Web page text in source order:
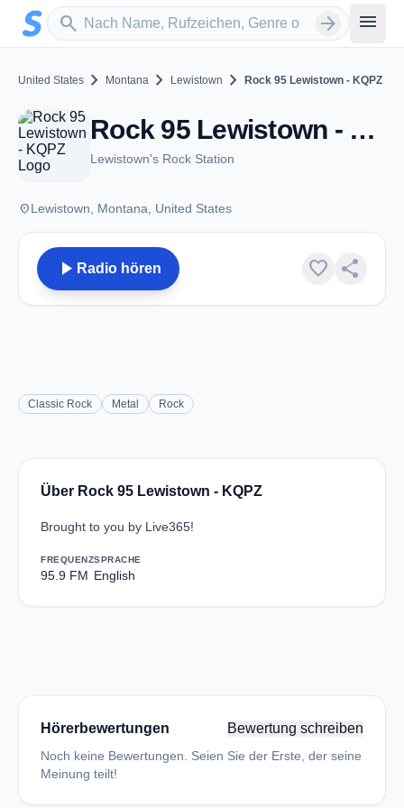
Zum Hauptinhalt springen
search
Sender suchen arrow_forward menu
United States chevron_right Montana chevron_right Lewistown chevron_right Rock 95 Lewistown - KQPZ
Rock 95 Lewistown - KQPZ - FM 95.9 - Lewistown, MT
Lewistown's Rock Station
placeLewistown, Montana, United States
play_arrow Radio hören favorite share
Classic Rock Metal Rock
Über Rock 95 Lewistown - KQPZ
Brought to you by Live365!
FREQUENZ
95.9 FM
SPRACHE
English
Hörerbewertungen Bewertung schreiben
Noch keine Bewertungen. Seien Sie der Erste, der seine
Meinung teilt!